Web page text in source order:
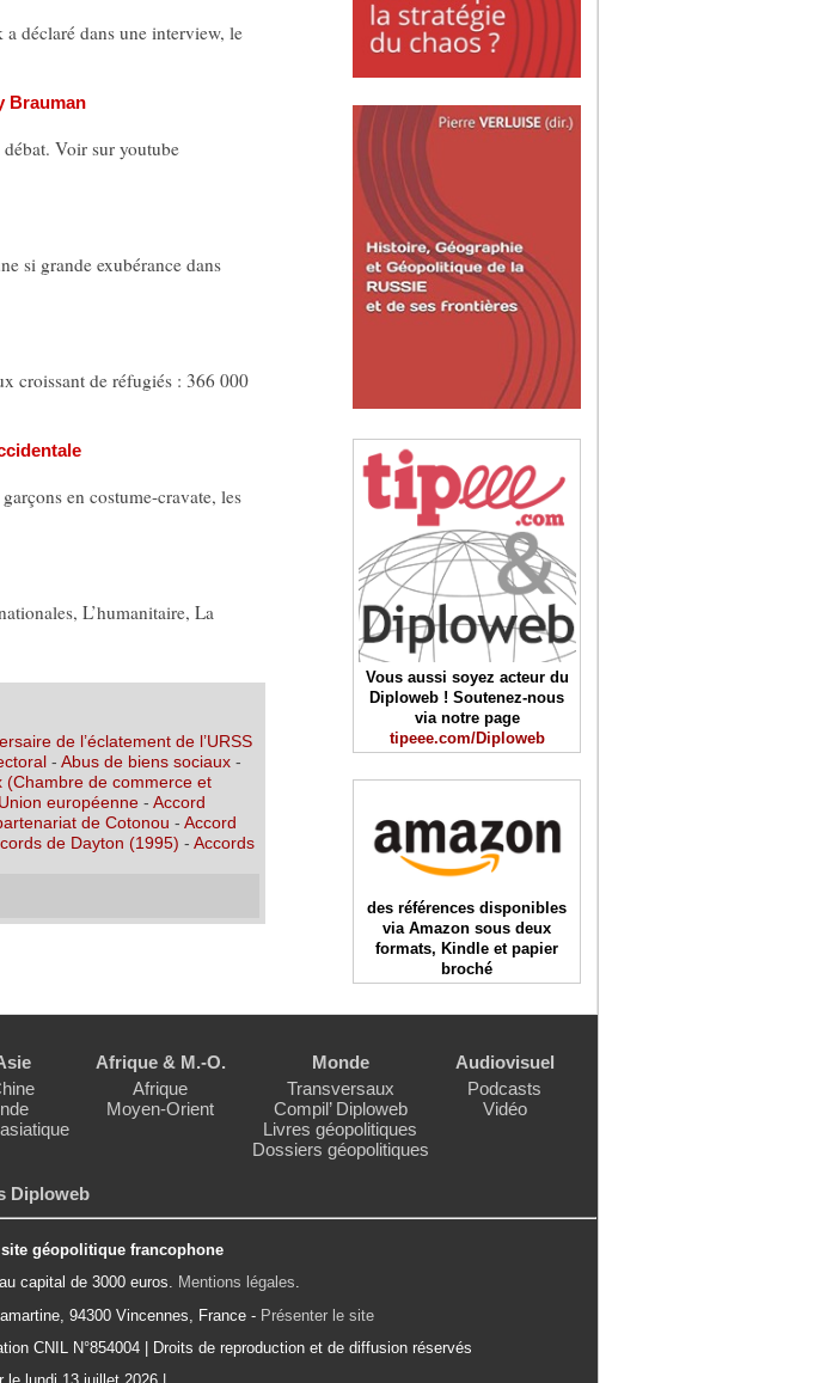
déclaré dans une interview, le
Brauman
Voir sur youtube
si grande exubérance dans
croissant de réfugiés : 366 000
en costume-cravate, les
L’humanitaire, La
de l’éclatement de l’URSS
- Abus de biens sociaux-
(Chambre de commerce et
européenne- Accord
de Cotonou - Accord
de Dayton (1995) - Accords
Vous aussi soyez acteur du
Diploweb ! Soutenez-nous
via notre page
tipeee.com/Diploweb
des références disponibles
via Amazon sous deux
formats, Kindle et papier
broché
Afrique & M.-O.
Afrique
Moyen-Orient
Monde
Transversaux
Compil’ Diploweb
Livres géopolitiques
Dossiers géopolitiques
Audiovisuel
Podcasts
Vidéo
Diploweb
site géopolitique francophone
capital de 3000 euros. Mentions légales.
94300 Vincennes, France - Présenter le site
CNIL N°854004 | Droits de reproduction et de diffusion réservés